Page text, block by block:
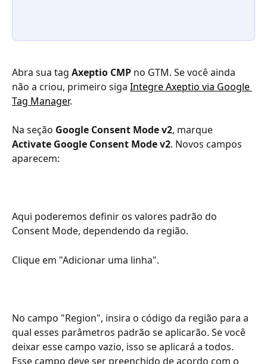
Abra sua tag Axeptio CMP no GTM. Se você ainda
não a criou, primeiro siga Integre Axeptio via Google
Tag Manager.
Na seção Google Consent Mode v2, marque
Activate Google Consent Mode v2. Novos campos
aparecem:
Aqui poderemos definir os valores padrão do
Consent Mode, dependendo da região.
Clique em "Adicionar uma linha".
No campo "Region", insira o código da região para a
qual esses parâmetros padrão se aplicarão. Se você
deixar esse campo vazio, isso se aplicará a todos.
Esse campo deve ser preenchido de acordo com o